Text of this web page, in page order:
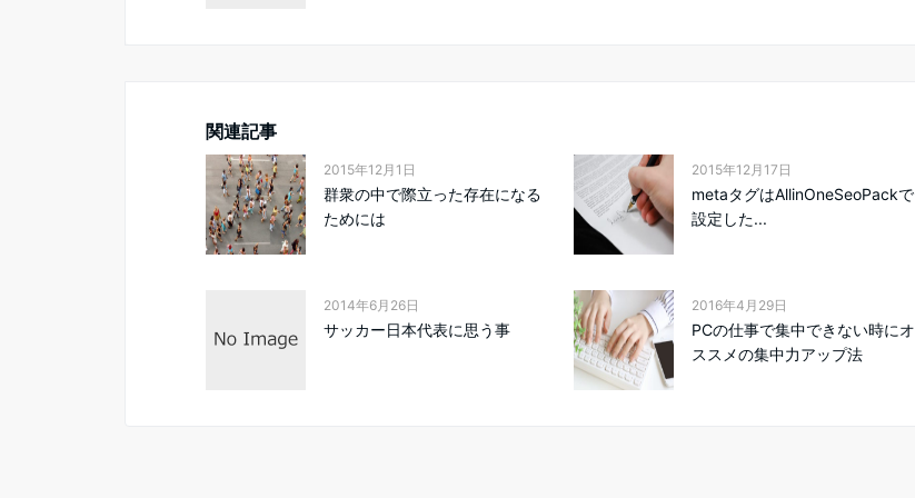
関連記事
2015年12月1日
群衆の中で際立った存在になる
ためには
2015年12月17日
metaタグはAllinOneSeoPackで
設定した...
2014年6月26日
サッカー日本代表に思う事
2016年4月29日
PCの仕事で集中できない時にオ
ススメの集中力アップ法